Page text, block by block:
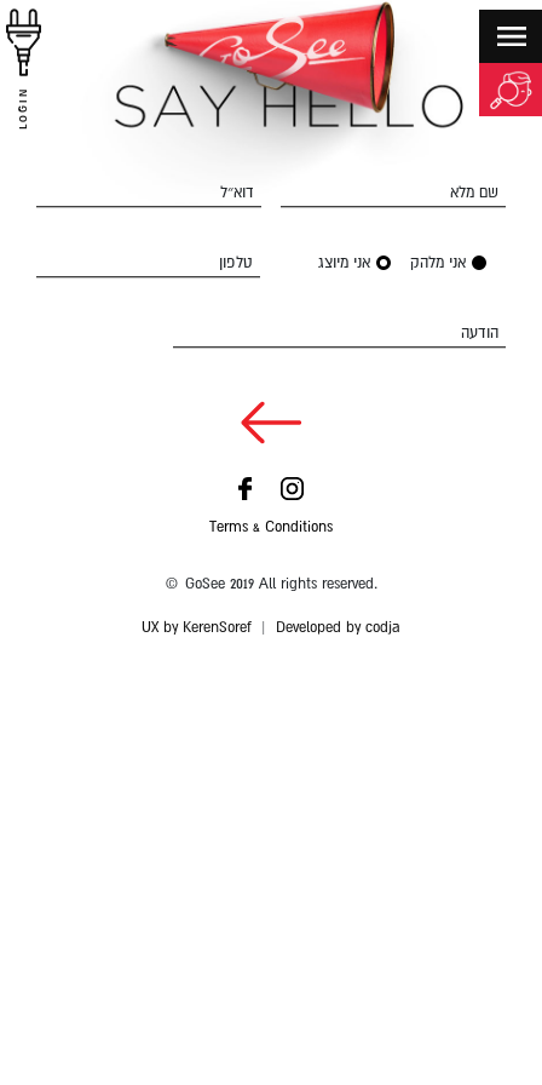
LOGIN
שם מלא דוא״ל
אני מלהק אני מיוצג טלפון
הודעה
Terms & Conditions
© GoSee 2019 All rights reserved.
UX by KerenSoref Developed by codja